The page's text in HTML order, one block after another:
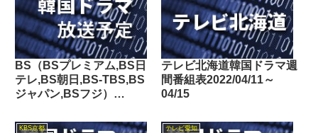
BS（BSプレミアム,BS日
テレ,BS朝日,BS-TBS,BS
ジャパン,BSフジ）
ドラマ放送予定
テレビ北海道韓国ドラマ週
間番組表2022/04/11～
04/15
KBS京都 テレビ愛知